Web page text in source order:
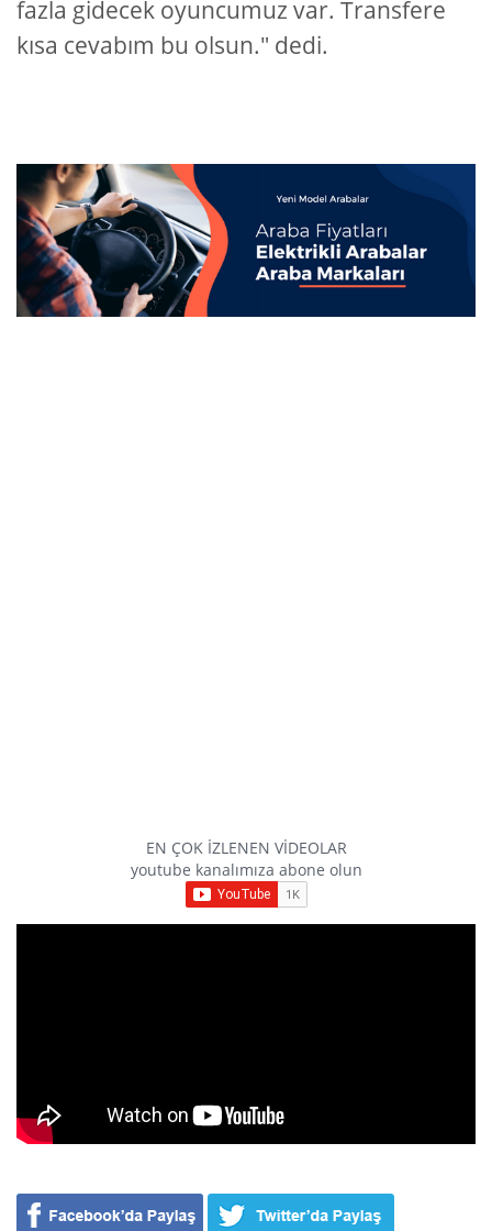
fazla gidecek oyuncumuz var. Transfere
kısa cevabım bu olsun." dedi.
EN ÇOK İZLENEN VİDEOLAR
youtube kanalımıza abone olun